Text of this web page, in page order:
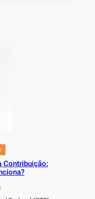
Contribuição: